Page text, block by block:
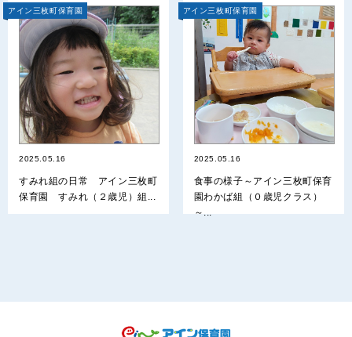
アイン三枚町保育園
2025.05.16
すみれ組の日常 アイン三枚町
保育園 すみれ（２歳児）組...
アイン三枚町保育園
2025.05.16
食事の様子～アイン三枚町保育
園わかば組（０歳児クラス）
～...